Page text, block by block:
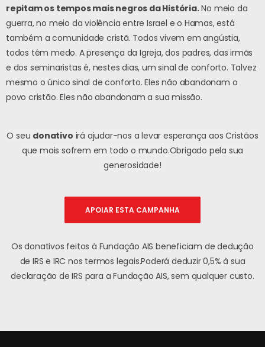
repitam os tempos mais negros da História.No meio da
guerra, no meio da violência entre Israel e o Hamas, está
também a comunidade cristã. Todos vivem em angústia,
todos têm medo. A presença da Igreja, dos padres, das irmãs
e dos seminaristas é, nestes dias, um sinal de conforto. Talvez
mesmo o único sinal de conforto. Eles não abandonam o
povo cristão. Eles não abandonam a sua missão.
O seu donativo irá ajudar-nos a levar esperança aos Cristãos
que mais sofrem em todo o mundo.Obrigado pela sua
generosidade!
APOIAR ESTA CAMPANHA
Os donativos feitos à Fundação AIS beneficiam de dedução
de IRS e IRC nos termos legais.Poderá deduzir 0,5% à sua
declaração de IRS para a Fundação AIS, sem qualquer custo.